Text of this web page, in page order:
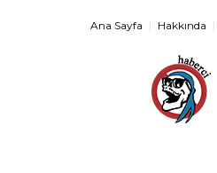
Ana Sayfa Hakkında